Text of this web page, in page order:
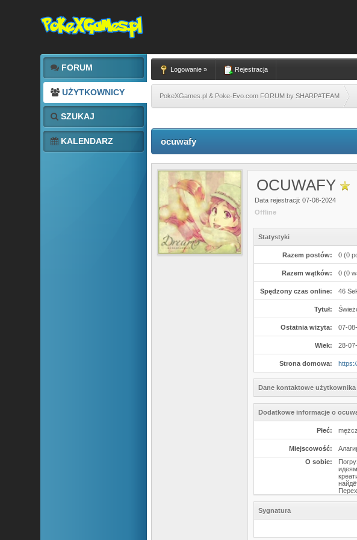
FORUM
UŻYTKOWNICY
SZUKAJ
KALENDARZ
Logowanie » Rejestracja
PokeXGames.pl & Poke-Evo.com FORUM by SHARP#TEAM
ocuwafy
OCUWAFY
Data rejestracji: 07-08-2024
Offline
Statystyki
Razem postów: 0 (0
Razem wątków: 0 (0
Spędzony czas online: 46
Tytuł:
Ostatnia wizyta: 07-
Wiek: 28-
Strona domowa:
Dane kontaktowe
Dodatkowe informacje o
Płeć:
Miejscowość:
O sobie:
Sygnatura